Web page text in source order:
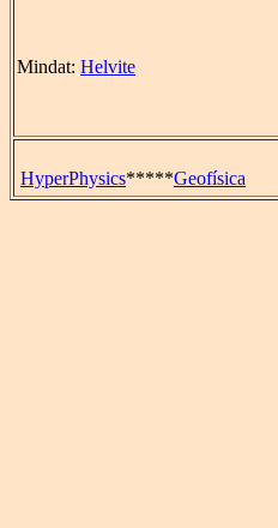
Mindat: Helvite
HyperPhysics*****Geofísica